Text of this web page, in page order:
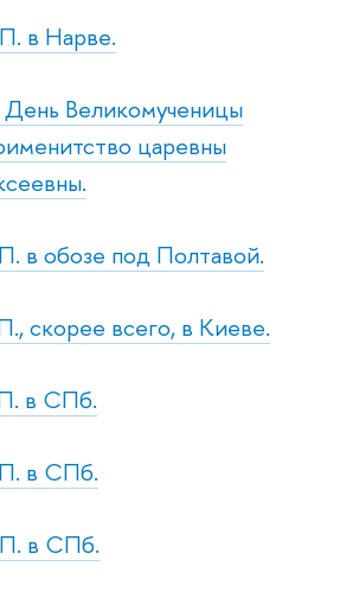
в Нарве.
День Великомученицы
царевны
в обозе под Полтавой.
скорее всего, в Киеве.
в СПб.
в СПб.
П. в СПб.